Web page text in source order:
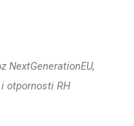
NextGenerationEU,
otpornosti RH